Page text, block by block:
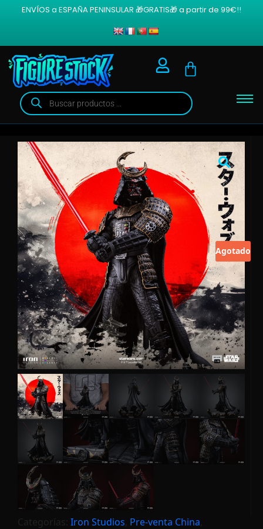
ENVÍOS a ESPAÑA PENINSULAR 🎁GRATIS🎁 a partir de 99€!!
Agotado
Categorías: Iron Studios Pre-venta China